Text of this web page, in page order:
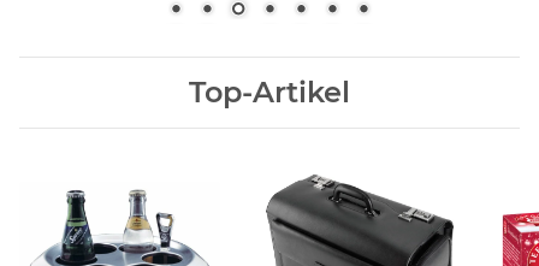
Top-Artikel